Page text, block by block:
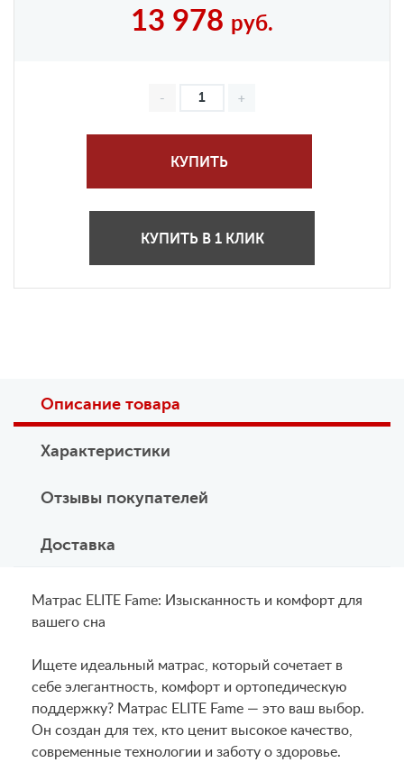
13 978 руб.
КУПИТЬ
КУПИТЬ В 1 КЛИК
Описание товара
Характеристики
Отзывы покупателей
Доставка
Матрас ELITE Fame: Изысканность и комфорт для
вашего сна
Ищете идеальный матрас, который сочетает в
себе элегантность, комфорт и ортопедическую
поддержку? Матрас ELITE Fame — это ваш выбор.
Он создан для тех, кто ценит высокое качество,
современные технологии и заботу о здоровье.